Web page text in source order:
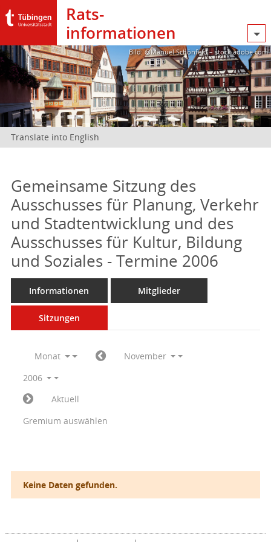
Rats­
informationen
Bild: @Manuel Schönfeld – stock.adobe.com
Translate into English
Gemeinsame Sitzung des
Ausschusses für Planung, Verkehr
und Stadtentwicklung und des
Ausschusses für Kultur, Bildung
und Soziales - Termine 2006
Informationen Mitglieder
Sitzungen
Monat
November
2006
Aktuell
Gremium auswählen
Keine Daten gefunden.